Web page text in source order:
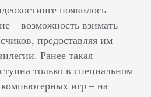
появилось
– возможность взимать
предоставляя им
Ранее такая
только в специальном
игр – на